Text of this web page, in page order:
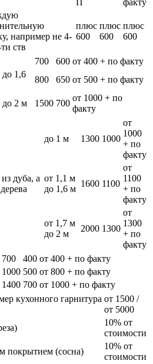
П
факту
например не 4-
ств
плюс
600
плюс
600
плюс
600
700 600 от 400 + по факту
до 1,6
800 650 от 500 + по факту
до 2 м 1500 700
от 1000 + по
факту
дуба, а
до 1 м 1300 1000
от
1000
+ по
факту
от 1,1 м
до 1,6 м
1600 1100
от
1100
+ по
факту
от 1,7 м
до 2 м
2000 1300
от
1300
+ по
факту
700 400 от 400 + по факту
1000 500 от 800 + по факту
1400 700 от 1000 + по факту
кухонного гарнитура от 1500 /
от 5000
10% от
стоимости
покрытием (сосна)
10% от
стоимости